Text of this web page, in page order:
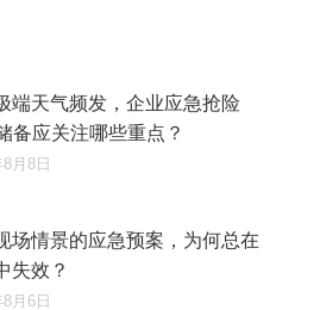
端天气频发，企业应急抢险
备应关注哪些重点？
月8日
场情景的应急预案，为何总在
失效？
月6日